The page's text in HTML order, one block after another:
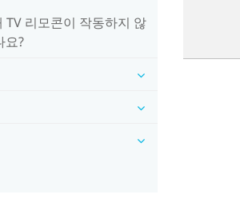
TV 리모콘이 작동하지 않
요?